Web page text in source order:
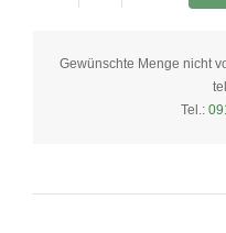
cm
Gewünschte Menge nicht
Tel.: